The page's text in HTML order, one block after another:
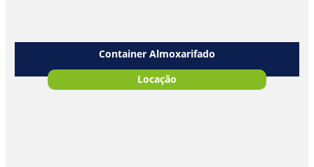
Container Almoxarifado
Locação